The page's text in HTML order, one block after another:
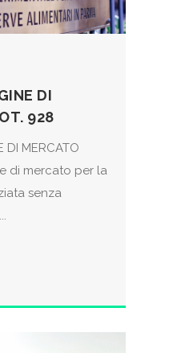
DI
928
DI MERCATO
di mercato per la
senza